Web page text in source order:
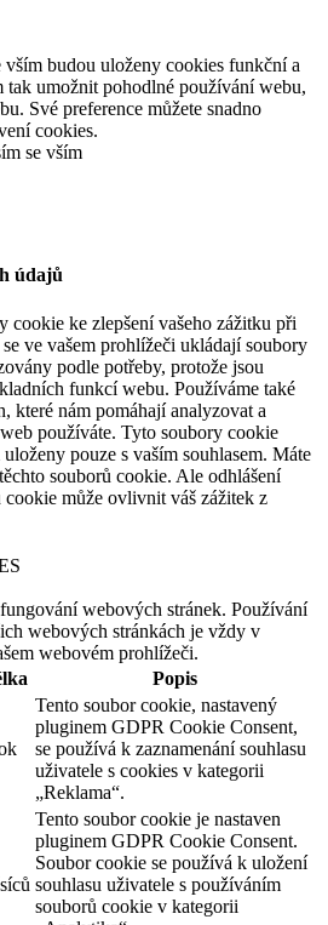
budou uloženy cookies funkční a
tak umožnit pohodlné používání webu,
Své preference můžete snadno
cookies.
se vším
údajů
cookie ke zlepšení vašeho zážitku při
ve vašem prohlížeči ukládají soubory
podle potřeby, protože jsou
funkcí webu. Používáme také
které nám pomáhají analyzovat a
používáte. Tyto soubory cookie
pouze s vaším souhlasem. Máte
souborů cookie. Ale odhlášení
cookie může ovlivnit váš zážitek z
webových stránek. Používání
webových stránkách je vždy v
webovém prohlížeči.
Popis
Tento soubor cookie, nastavený
pluginem GDPR Cookie Consent,
se používá k zaznamenání souhlasu
uživatele s cookies v kategorii
„Reklama“.
Tento soubor cookie je nastaven
pluginem GDPR Cookie Consent.
Soubor cookie se používá k uložení
souhlasu uživatele s používáním
souborů cookie v kategorii